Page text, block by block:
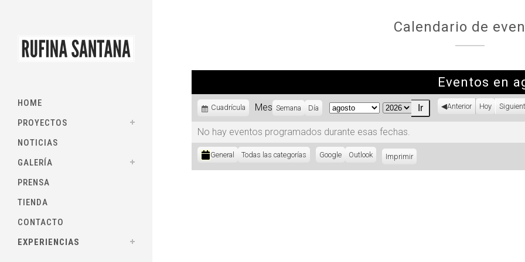
HOME
PROYECTOS
NOTICIAS
GALERÍA
PRENSA
TIENDA
CONTACTO
EXPERIENCIAS
Calendario de
Eventos en
Ver
Cuadrícula Mes Semana Día
Mes
Año
Anterior Hoy
No hay eventos programados durante esas fechas.
Categorías
General Todas las categorías
Subscribe
Google
Subscribe
Outlook ImprimirVistas